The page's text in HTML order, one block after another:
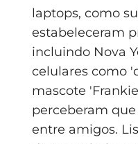
laptops, como
estabeleceram
incluindo Nova
celulares como
mascote
perceberam
entre amigos.